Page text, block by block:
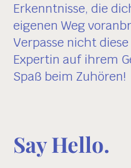
Erkenntnisse, die
eigenen Weg
Verpasse nicht
Expertin auf ihrem
Spaß beim Zuhören!
Say Hello.